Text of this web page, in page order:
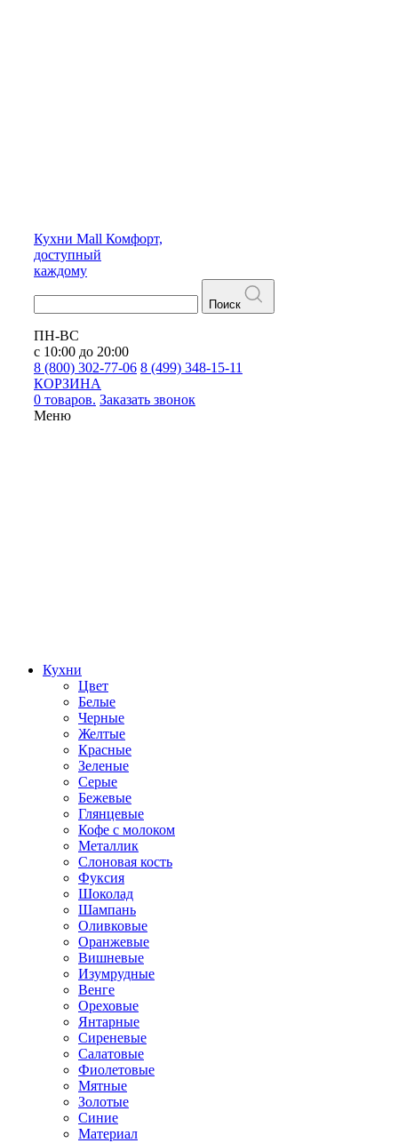
Кухни Mall Комфорт,
доступный
каждому
Поиск
ПН-ВС
с 10:00 до 20:00
8 (800) 302-77-06 8 (499) 348-15-11
КОРЗИНА
0 товаров. Заказать звонок
Меню
Кухни
Цвет
Белые
Черные
Желтые
Красные
Зеленые
Серые
Бежевые
Глянцевые
Кофе с молоком
Металлик
Слоновая кость
Фуксия
Шоколад
Шампань
Оливковые
Оранжевые
Вишневые
Изумрудные
Венге
Ореховые
Янтарные
Сиреневые
Салатовые
Фиолетовые
Мятные
Золотые
Синие
Материал